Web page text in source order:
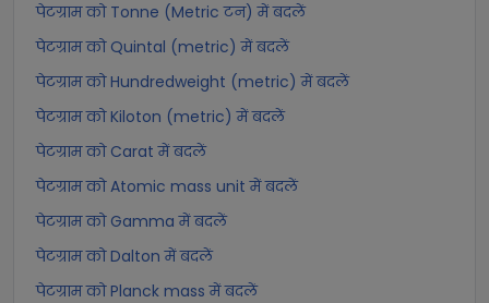
पेटग्राम को Tonne (Metric टन) में बदलें
पेटग्राम को Quintal (metric) में बदलें
पेटग्राम को Hundredweight (metric) में बदलें
पेटग्राम को Kiloton (metric) में बदलें
पेटग्राम को Carat में बदलें
पेटग्राम को Atomic mass unit में बदलें
पेटग्राम को Gamma में बदलें
पेटग्राम को Dalton में बदलें
पेटग्राम को Planck mass में बदलें